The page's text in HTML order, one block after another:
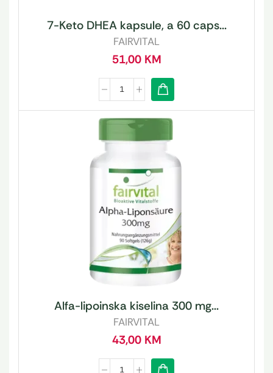
7-Keto DHEA kapsule, a 60 caps...
FAIRVITAL
51,00 KM
Alfa-lipoinska kiselina 300 mg...
FAIRVITAL
43,00 KM